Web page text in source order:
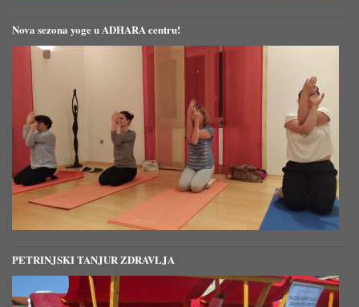
Nova sezona yoge u ADHARA centru!
PETRINJSKI TANJUR ZDRAVLJA